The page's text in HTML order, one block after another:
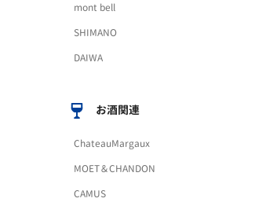
mont bell
SHIMANO
DAIWA
お酒関連
ChateauMargaux
MOET＆CHANDON
CAMUS